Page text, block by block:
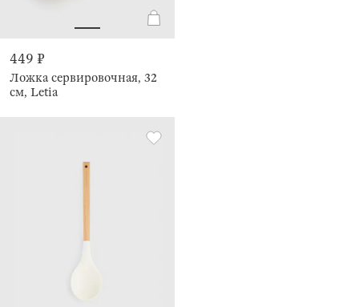
449 ₽
Ложка сервировочная, 32
см, Letia